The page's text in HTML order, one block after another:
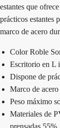
estantes que
prácticos estantes
marco de acero
Color Roble
Escritorio en L
Dispone de
Marco de
Peso máximo
Materiales de